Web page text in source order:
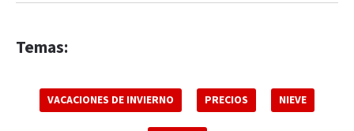
Temas:
VACACIONES DE INVIERNO PRECIOS NIEVE